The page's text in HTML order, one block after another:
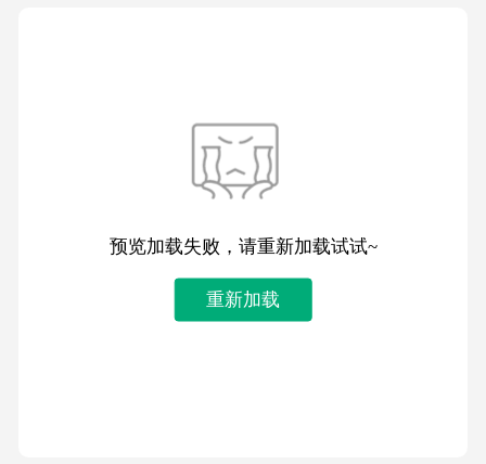
预览加载失败，请重新加载试试~
重新加载